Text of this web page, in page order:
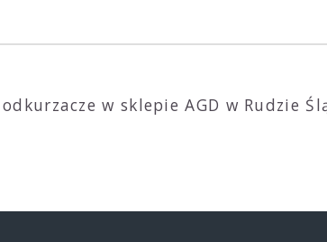
w sklepie AGD w Rudzie